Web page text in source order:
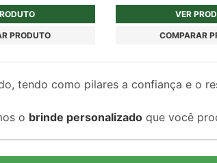
PRODUTO
VER
COMPARAR
tendo como pilares a confiança e o
o brinde personalizado que você